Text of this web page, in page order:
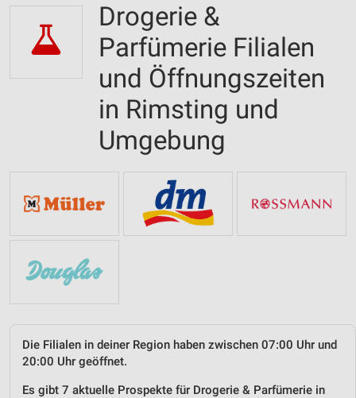
Drogerie &
Parfümerie Filialen
und Öffnungszeiten
in Rimsting und
Umgebung
Die Filialen in deiner Region haben zwischen 07:00 Uhr und
20:00 Uhr geöffnet.
Es gibt 7 aktuelle Prospekte für Drogerie & Parfümerie in